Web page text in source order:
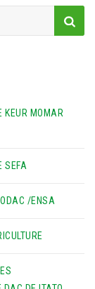
KEUR MOMAR
SEFA
/ENSA